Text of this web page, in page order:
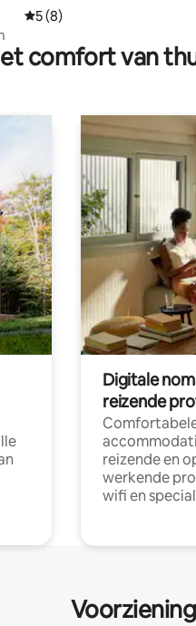
Gemiddelde beoordeling
5 (8)
comfort van
Digitale
reizende
reizende en
werkende
wifi en